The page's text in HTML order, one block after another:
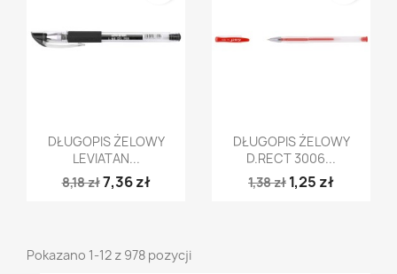
Szybki podgląd
DŁUGOPIS ŻELOWY
LEVIATAN...
8,18 zł7,36 zł
Szybki podgląd
DŁUGOPIS ŻELOWY
D.RECT 3006...
1,38 zł 1,25 zł
Pokazano 1-12 z 978 pozycji